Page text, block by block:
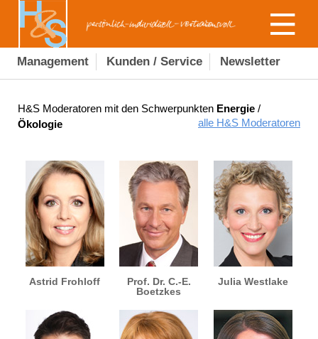
Management Kunden / Service Newsletter
H&S Moderatoren mit den Schwerpunkten Energie /
Ökologie
alle H&S Moderatoren
Astrid Frohloff
Prof. Dr. C.-E.
Boetzkes
Julia Westlake